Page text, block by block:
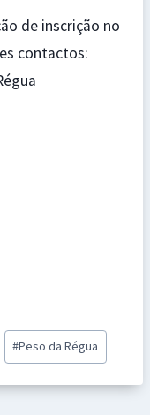
de inscrição no
contactos:
#Peso da Régua